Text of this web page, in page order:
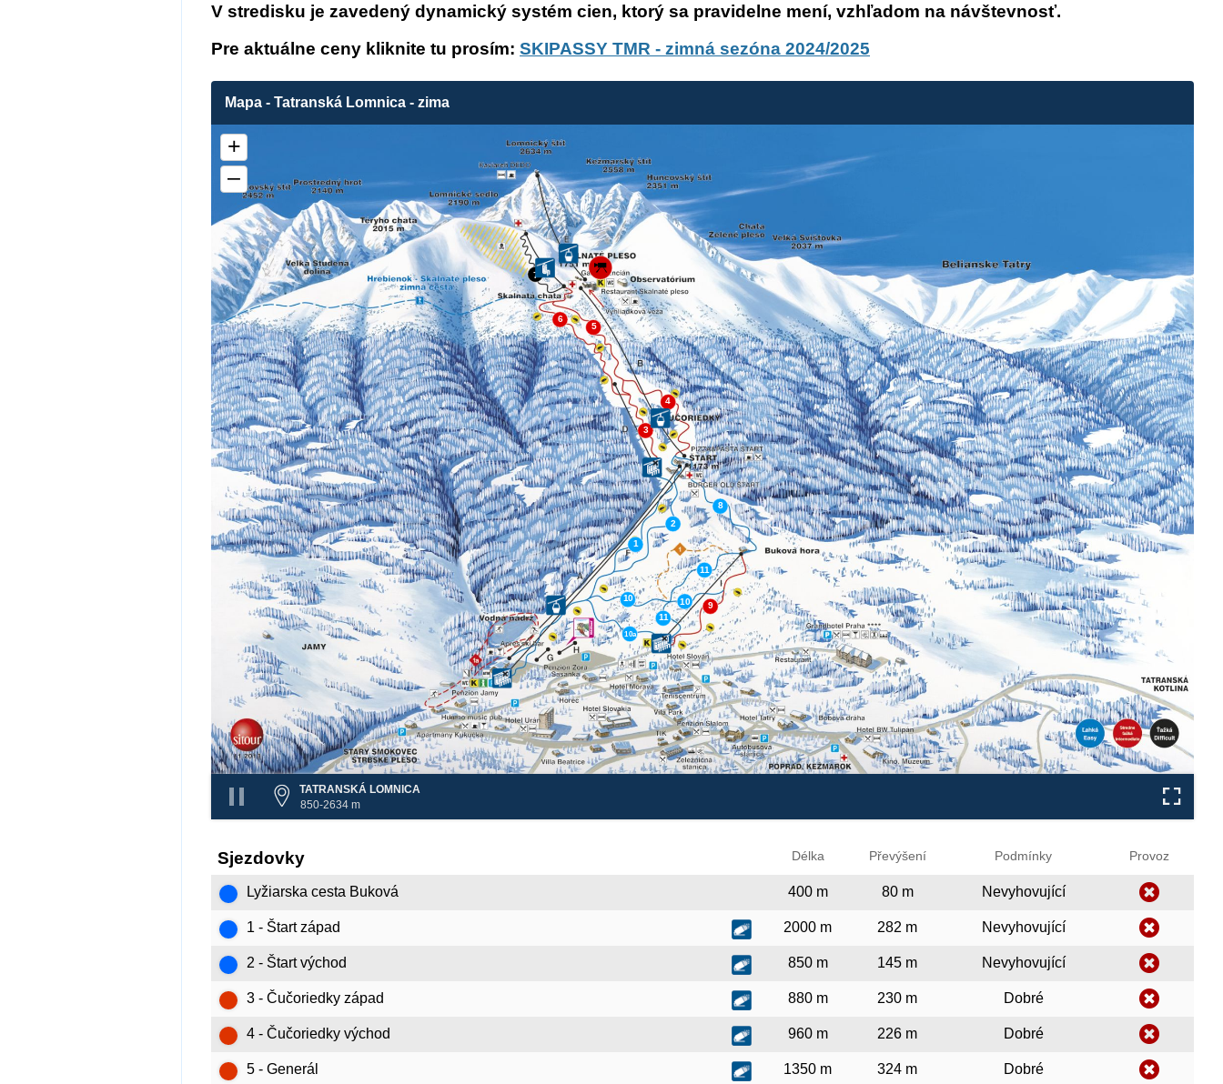
V stredisku je zavedený dynamický systém cien, ktorý sa pravidelne mení, vzhľadom na návštevnosť.
Pre aktuálne ceny kliknite tu prosím: SKIPASSY TMR - zimná sezóna 2024/2025
Mapa - Tatranská Lomnica - zima
1
2
8
9
10 10
11
11
10a
3
4
5
6
7
❌
❌
❌
+
–
TATRANSKÁ LOMNICA
850-2634 m
Sjezdovky Délka Převýšení Podmínky Provoz
Lyžiarska cesta Buková 400 m 80 m Nevyhovující
1 - Štart západ 2000 m 282 m Nevyhovující
2 - Štart východ 850 m 145 m Nevyhovující
3 - Čučoriedky západ 880 m 230 m Dobré
4 - Čučoriedky východ 960 m 226 m Dobré
5 - Generál 1350 m 324 m Dobré